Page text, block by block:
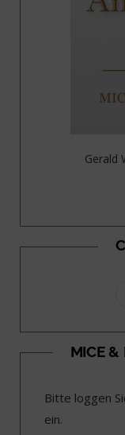
Gerald
MICE &
Bitte loggen
ein.